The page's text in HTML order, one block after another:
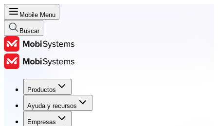
Mobile Menu
Buscar
Productos
Ayuda y recursos
Empresas
Productos
Ayuda y recursos
Empresas